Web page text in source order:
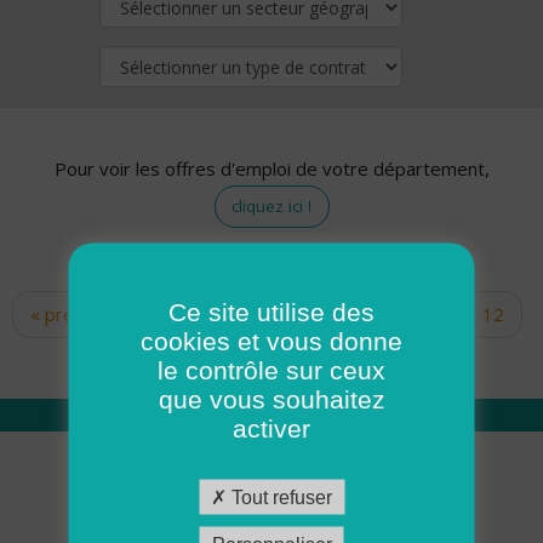
Pour voir les offres d'emploi de votre département,
cliquez ici !
Pages
« premier ‹ précédent … 10
12
14 15 16 17
Qui sommes nous
Académie ADMR
Ce site utilise des
cookies et vous donne
le contrôle sur ceux
que vous souhaitez
activer
Tout refuser